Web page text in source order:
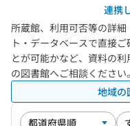
連携
所蔵館、利用可否等の詳
ト・データベースで直接
とが可能かなど、資料の
の図書館へご相談ください
地域の